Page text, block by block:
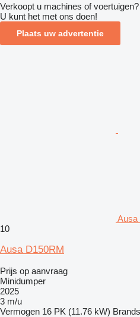
Verkoopt u machines of voertuigen?
U kunt het met ons doen!
Plaats uw advertentie
Ausa
10
Ausa D150RM
Prijs op aanvraag
Minidumper
2025
3 m/u
Vermogen 16 PK (11.76 kW)